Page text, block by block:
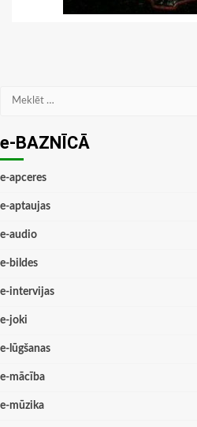
Meklēt:
e-BAZNĪCĀ
e-apceres
e-aptaujas
e-audio
e-bildes
e-intervijas
e-joki
e-lūgšanas
e-mācība
e-mūzika